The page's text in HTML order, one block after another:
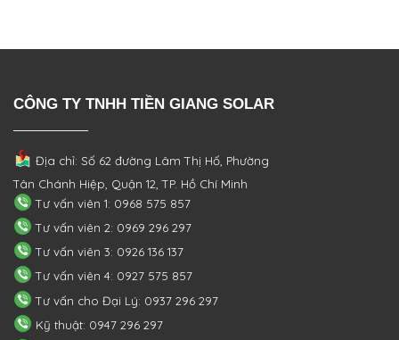
CÔNG TY TNHH TIỀN GIANG SOLAR
Địa chỉ: Số 62 đường Lâm Thị Hố, Phường
Tân Chánh Hiệp, Quận 12, TP. Hồ Chí Minh
Tư vấn viên 1: 0968 575 857
Tư vấn viên 2: 0969 296 297
Tư vấn viên 3: 0926 136 137
Tư vấn viên 4: 0927 575 857
Tư vấn cho Đại Lý: 0937 296 297
Kỹ thuật: 0947 296 297